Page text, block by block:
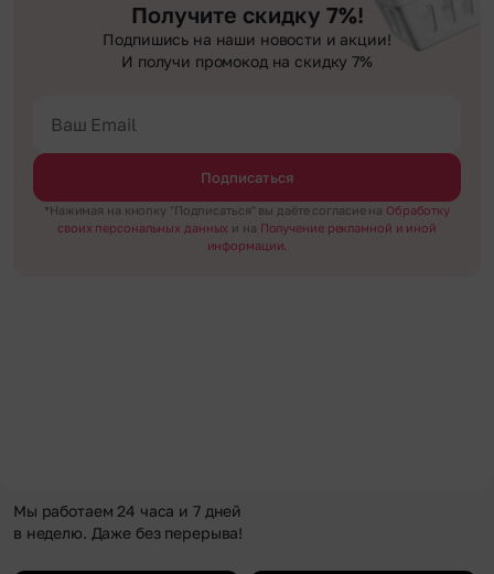
Получите скидку 7%!
Подпишись на наши новости и акции!
И получи промокод на скидку 7%
Подписаться
*Нажимая на кнопку "Подписаться" вы даёте согласие на Обработку
своих персональных данных и на Получение рекламной и иной
информации.
Мы работаем 24 часа и 7 дней
в неделю. Даже без перерыва!